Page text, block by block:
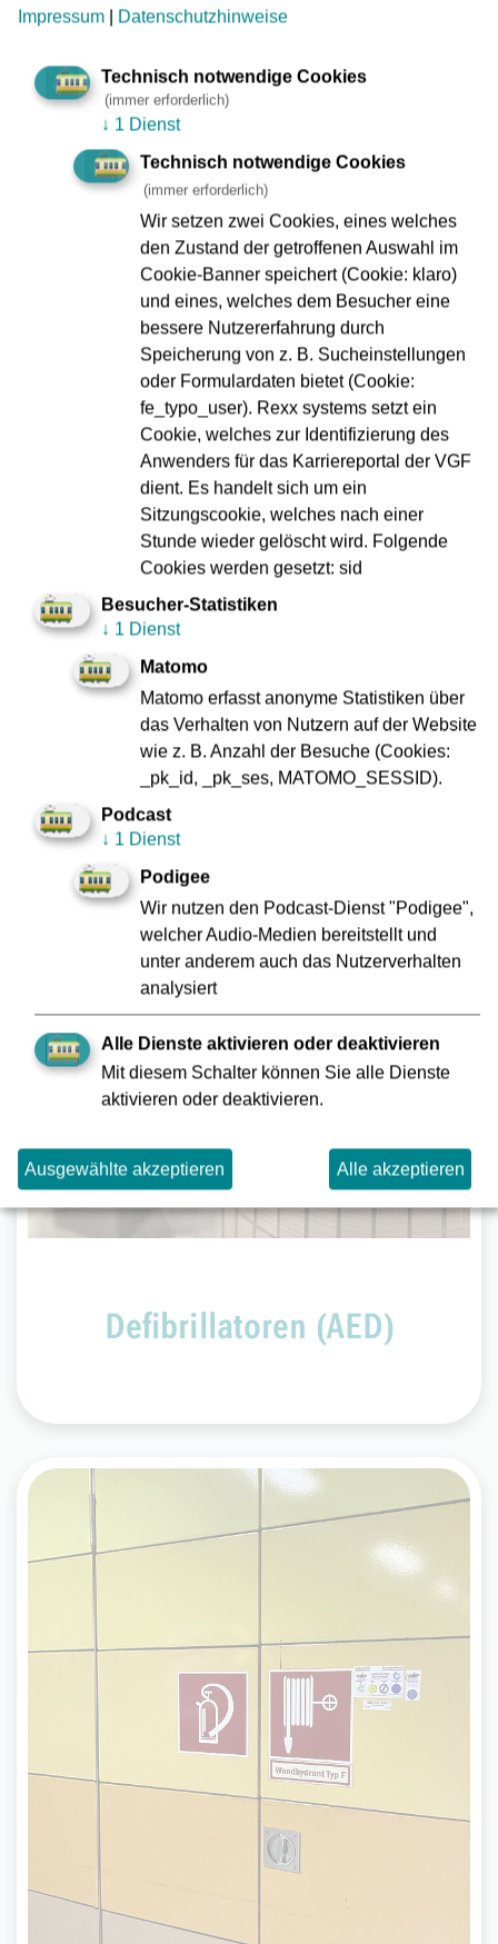
Notruf- und
Informationsvitrinen
Notruf- und Informationsvitrinen
An oberirdischen Straßenbahn-Haltestellen
befinden sich Notruf- und Informationsvitrinen, die
von Videokameras überwacht werden. Sobald Sie
eine Notrufeinrichtung betätigen, wird automatisch
ein Bild von dort an die VGF-Service- und
Sicherheitszentrale übermittelt. Die Video-Daten
werden für 72 Stunden gespeichert.
Defibrillatoren (AED)
Defibrillatoren (AED)
Bei Herzstillstand: AED holen, einschalten und
den Sprachanweisungen folgen. Das Gerät gibt
bei Bedarf Stromstöße ab, um den Herzrhythmus
zu stabilisieren. Dabei die Person nicht berühren.
Feuerlöscher
An jedem Bahnsteig der VGF sind Feuerlöscher
gut sichtbar angebracht. Achten Sie bitte auf das
Feuerlöschsymbol. Jeder Löscher hat eine leicht
verständliche Anleitung.
Impressum | Datenschutzhinweise
Technisch notwendige Cookies
(immer erforderlich)
↓ 1 Dienst
Technisch notwendige Cookies
(immer erforderlich)
Wir setzen zwei Cookies, eines welches
den Zustand der getroffenen Auswahl im
Cookie-Banner speichert (Cookie: klaro)
und eines, welches dem Besucher eine
bessere Nutzererfahrung durch
Speicherung von z. B. Sucheinstellungen
oder Formulardaten bietet (Cookie:
fe_typo_user). Rexx systems setzt ein
Cookie, welches zur Identifizierung des
Anwenders für das Karriereportal der VGF
dient. Es handelt sich um ein
Sitzungscookie, welches nach einer
Stunde wieder gelöscht wird. Folgende
Cookies werden gesetzt: sid
Besucher-Statistiken
↓ 1 Dienst
Matomo
Matomo erfasst anonyme Statistiken über
das Verhalten von Nutzern auf der Website
wie z. B. Anzahl der Besuche (Cookies:
_pk_id, _pk_ses, MATOMO_SESSID).
Podcast
↓ 1 Dienst
Podigee
Wir nutzen den Podcast-Dienst "Podigee",
welcher Audio-Medien bereitstellt und
unter anderem auch das Nutzerverhalten
analysiert
Alle Dienste aktivieren oder deaktivieren
Mit diesem Schalter können Sie alle Dienste
aktivieren oder deaktivieren.
Ausgewählte akzeptieren Alle akzeptieren